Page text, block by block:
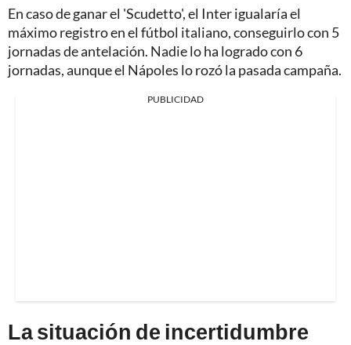
En caso de ganar el 'Scudetto', el Inter igualaría el
máximo registro en el fútbol italiano, conseguirlo con 5
jornadas de antelación. Nadie lo ha logrado con 6
jornadas, aunque el Nápoles lo rozó la pasada campaña.
PUBLICIDAD
La situación de incertidumbre